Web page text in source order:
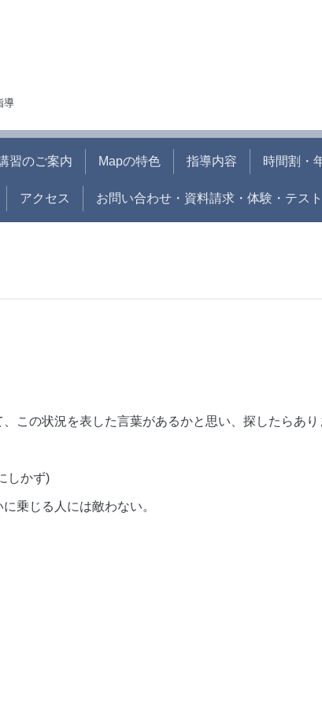
導
習のご案内 Mapの特色 指導内容 時間割・
アクセス お問い合わせ・資料請求・体験・テス
この状況を表した言葉があるかと思い、探したらあり
しかず)
乗じる人には敵わない。